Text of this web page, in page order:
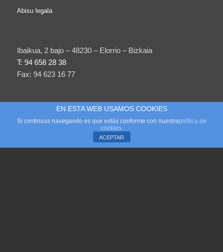
Abisu legala
Ibaikua, 2 bajo – 48230 – Elorrio – Bizkaia
T: 94 658 28 38
Fax: 94 623 16 77
EN ESTA WEB USAMOS COOKIES
Si continuas navegando es que estás conforme con nuestrapolítica de
cookies.
ACEPTAR